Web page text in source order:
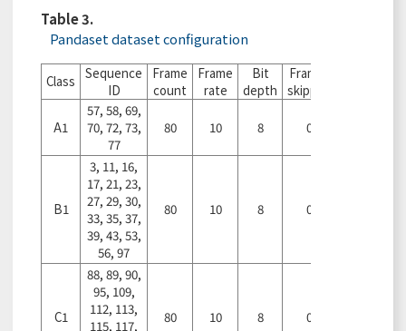
Table 3.
Pandaset dataset configuration
Class
Sequence
ID
Frame
count
Frame
rate
Bit
depth
Frames
skipped
A1
57, 58, 69,
70, 72, 73,
77
80 10 8 0
B1
3, 11, 16,
17, 21, 23,
27, 29, 30,
33, 35, 37,
39, 43, 53,
56, 97
80 10 8 0
C1
88, 89, 90,
95, 109,
112, 113,
115, 117,
80 10 8 0